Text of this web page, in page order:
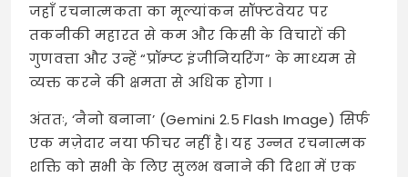
जहाँ रचनात्मकता का मूल्यांकन सॉफ्टवेयर पर
तकनीकी महारत से कम और किसी के विचारों की
गुणवत्ता और उन्हें “प्रॉम्प्ट इंजीनियरिंग” के माध्यम से
व्यक्त करने की क्षमता से अधिक होगा ।
अंततः, ‘नैनो बनाना’ (Gemini 2.5 Flash Image) सिर्फ
एक मज़ेदार नया फीचर नहीं है। यह उन्नत रचनात्मक
शक्ति को सभी के लिए सुलभ बनाने की दिशा में एक